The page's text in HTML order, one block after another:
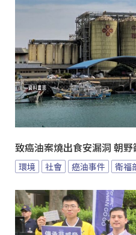
致癌油案燒出食安漏洞 朝
環境 社會 癌油事件 衛福